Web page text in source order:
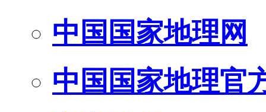
中国国家地理网
中国国家地理官